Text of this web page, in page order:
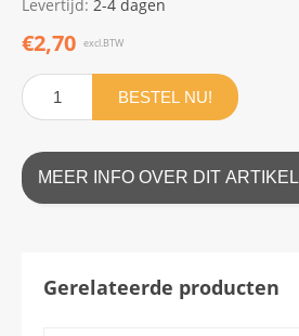
Levertijd: 2-4 dagen
€2,70 excl.BTW
BESTEL NU!
MEER INFO OVER DIT ARTIKEL
Gerelateerde producten